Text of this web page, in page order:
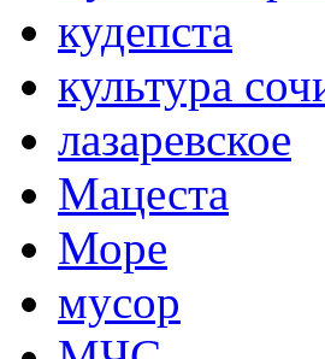
кудепста
культура
лазаревское
Мацеста
Море
мусор